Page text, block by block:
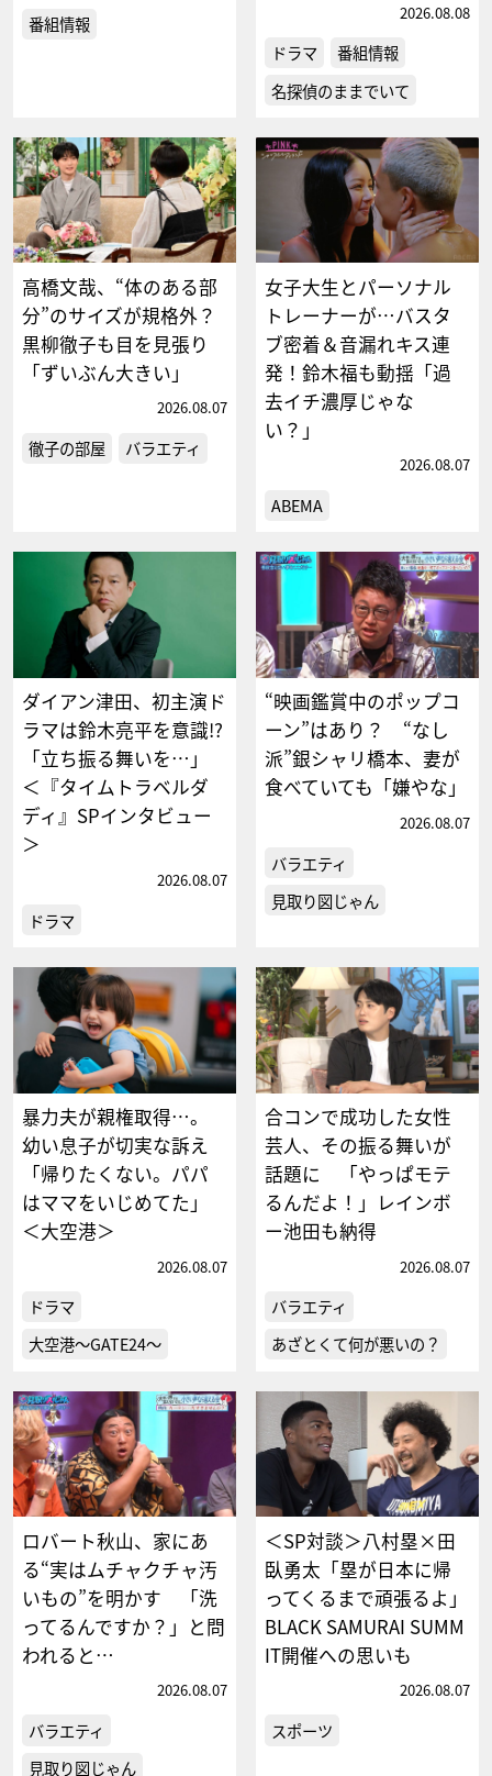
番組情報
2026.08.08
ドラマ
番組情報
名探偵のままでいて
高橋文哉、“体のある部
分”のサイズが規格外？
黒柳徹子も目を見張り
「ずいぶん大きい」
2026.08.07
徹子の部屋 バラエティ
女子大生とパーソナル
トレーナーが…バスタ
ブ密着＆音漏れキス連
発！鈴木福も動揺「過
去イチ濃厚じゃな
い？」
2026.08.07
ABEMA
ダイアン津田、初主演ド
ラマは鈴木亮平を意識!?
「立ち振る舞いを…」
＜『タイムトラベルダ
ディ』SPインタビュー
＞
2026.08.07
ドラマ
“映画鑑賞中のポップコ
ーン”はあり？ “なし
派”銀シャリ橋本、妻が
食べていても「嫌やな」
2026.08.07
バラエティ
見取り図じゃん
暴力夫が親権取得…。
幼い息子が切実な訴え
「帰りたくない。パパ
はママをいじめてた」
＜大空港＞
2026.08.07
ドラマ
大空港～GATE24～
合コンで成功した女性
芸人、その振る舞いが
話題に 「やっぱモテ
るんだよ！」レインボ
ー池田も納得
2026.08.07
バラエティ
あざとくて何が悪いの？
ロバート秋山、家にあ
る“実はムチャクチャ汚
いもの”を明かす 「洗
ってるんですか？」と問
われると…
2026.08.07
バラエティ
見取り図じゃん
＜SP対談＞八村塁×田
臥勇太「塁が日本に帰
ってくるまで頑張るよ」
BLACK SAMURAI SUMM
IT開催への思いも
2026.08.07
スポーツ